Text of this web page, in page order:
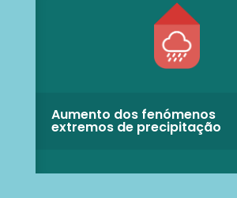
Aumento dos fenómenos
extremos de precipitação